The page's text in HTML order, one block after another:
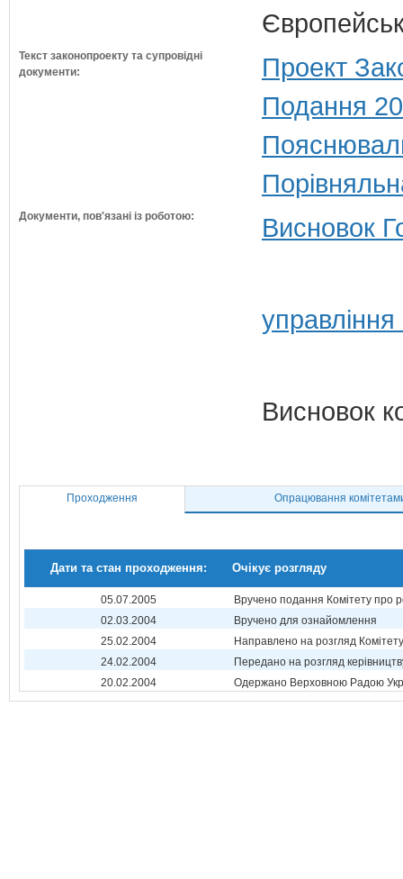
Текст законопроекту та супровідні
документи:
Проект
Подання
Документи, пов'язані із роботою: Висновок
Висновок
Проходження Опрацювання
Дати та стан проходження: Очікує розгляду
05.07.2005
Вручено подання Комітету про
02.03.2004
Вручено для ознайомлення
25.02.2004
Направлено на розгляд Комітету
24.02.2004
Передано на розгляд
20.02.2004
Одержано Верховною Радою